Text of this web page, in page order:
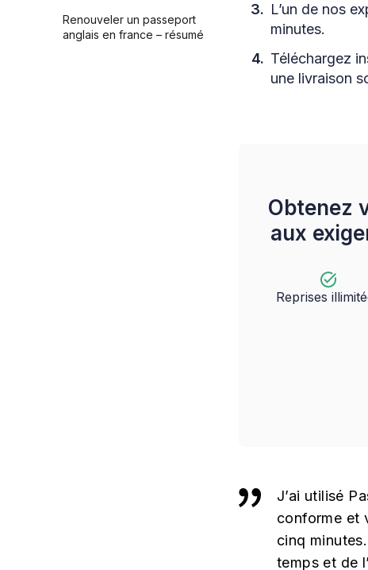
Renouveler un passeport
anglais en france – résumé
L’un de nos
minutes.
Téléchargez
une livraison
Obtenez
aux
Reprises
J’ai utilisé
conforme et
cinq
temps et de